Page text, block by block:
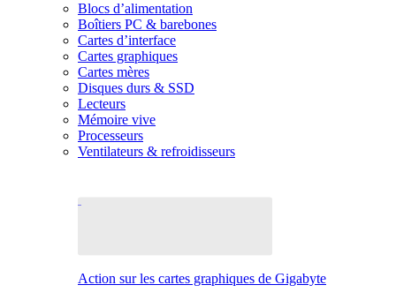
Blocs d’alimentation
Boîtiers PC & barebones
Cartes d’interface
Cartes graphiques
Cartes mères
Disques durs & SSD
Lecteurs
Mémoire vive
Processeurs
Ventilateurs & refroidisseurs
Action sur les cartes graphiques de Gigabyte